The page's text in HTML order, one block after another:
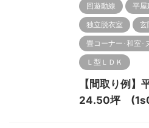
回遊動線 平屋
独立脱衣室 玄
畳コーナー･和室･
Ｌ型ＬＤＫ
【間取り例
24.50坪